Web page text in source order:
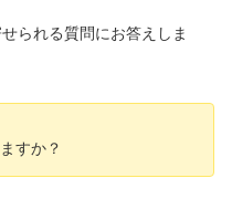
られる質問にお答えしま
すか？